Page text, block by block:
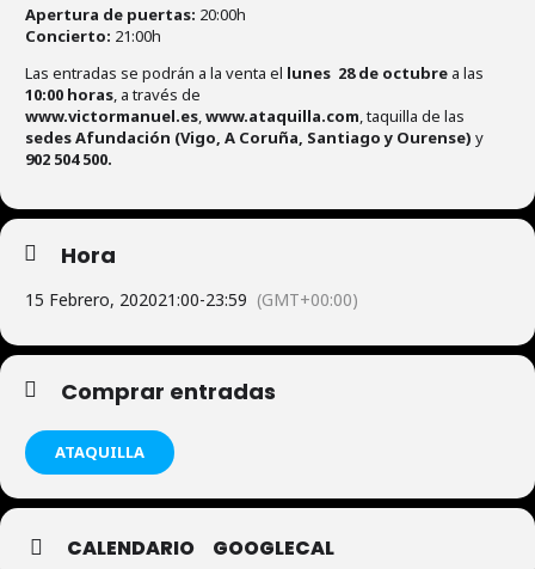
Apertura de puertas: 20:00h
Concierto: 21:00h
Las entradas se podrán a la venta el lunes 28 de octubre a las
10:00 horas, a través de
www.victormanuel.es,www.ataquilla.com, taquilla de las
sedes Afundación (Vigo, A Coruña, Santiago y Ourense) y
902 504 500.
Hora
15 Febrero, 202021:00-23:59 (GMT+00:00)
Comprar entradas
ATAQUILLA
CALENDARIO GOOGLECAL